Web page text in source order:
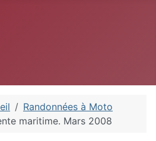
Randonnées à Moto
maritime. Mars 2008